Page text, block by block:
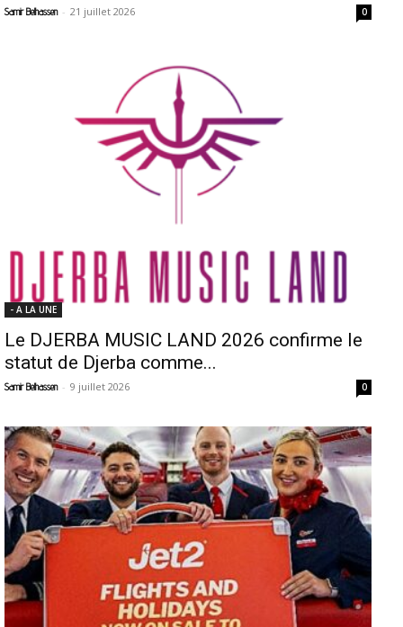
Samir Belhassen - 21 juillet 2026 0
- A LA UNE
Le DJERBA MUSIC LAND 2026 confirme le
statut de Djerba comme...
Samir Belhassen - 9 juillet 2026 0